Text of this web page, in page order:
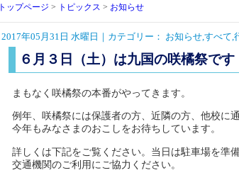
トップページ > トピックス > お知らせ
2017年05月31日 水曜日｜カテゴリー： お知らせ,すべて,
６月３日（土）は九国の咲橘祭です
まもなく咲橘祭の本番がやってきます。
例年、咲橘祭には保護者の方、近隣の方、他校に
今年もみなさまのおこしをお待ちしています。
詳しくは下記をご覧ください。当日は駐車場を準
交通機関のご利用にご協力ください。